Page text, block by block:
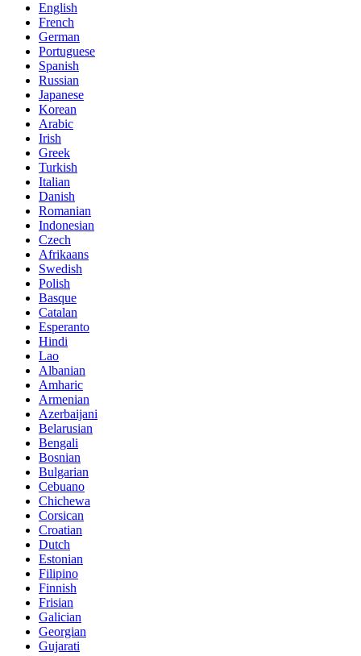
English
French
German
Portuguese
Spanish
Russian
Japanese
Korean
Arabic
Irish
Greek
Turkish
Italian
Danish
Romanian
Indonesian
Czech
Afrikaans
Swedish
Polish
Basque
Catalan
Esperanto
Hindi
Lao
Albanian
Amharic
Armenian
Azerbaijani
Belarusian
Bengali
Bosnian
Bulgarian
Cebuano
Chichewa
Corsican
Croatian
Dutch
Estonian
Filipino
Finnish
Frisian
Galician
Georgian
Gujarati